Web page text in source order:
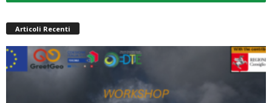
Articoli Recenti